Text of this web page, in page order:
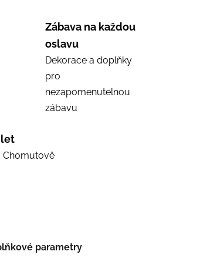
Zábava na každou
oslavu
Dekorace a doplňky
pro
nezapomenutelnou
zábavu
let
Chomutově
parametry